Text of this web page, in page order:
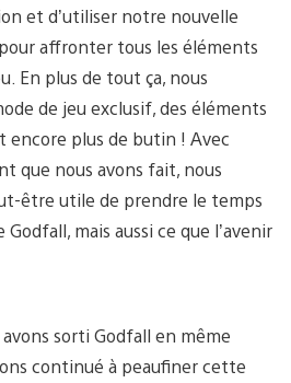
et d’utiliser notre nouvelle
affronter tous les éléments
En plus de tout ça, nous
de jeu exclusif, des éléments
encore plus de butin ! Avec
que nous avons fait, nous
être utile de prendre le temps
mais aussi ce que l’avenir
sorti Godfall en même
continué à peaufiner cette